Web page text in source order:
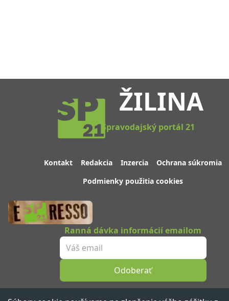
ŽILINA
Spravodajský portál 21
Kontakt Redakcia Inzercia
Ochrana súkromia
Podmienky použitia cookies
Ranná dávka informácií emailom
Odoberať
Sledujte nás